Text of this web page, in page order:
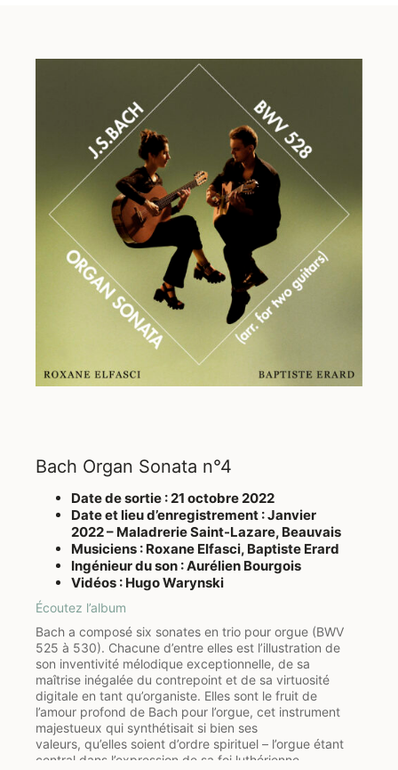
originellement pour guitare par Arnaud
Hommage à Ravel
, ainsi que deux
arrangements réalisés par Roland Dyens de chansons
françaises mondialement connues :La Foule
Hymne à l’amourd’Edith Piaf.
Comme un clin d’œil à cette mosaïque d’œuvres
françaises, l’album se clôt par une version très
paisible de
La Marseillaisearrangé par Baden Powell :
cet hymne symbole de liberté a été cité par-delà les
frontières dans les œuvres d’artistes aussi
hétéroclites que Debussy, Satie, Stravinsky, Django
Reinhardt ou encore les Beatles.
Bach Organ Sonata n°4
Date de sortie : 21 octobre 2022
Date et lieu d’enregistrement : Janvier
2022 – Maladrerie Saint-Lazare, Beauvais
Musiciens : Roxane Elfasci, Baptiste Erard
Ingénieur du son : Aurélien Bourgois
Vidéos : Hugo Warynski
Écoutez l’album
Bach a composé six sonates en trio pour orgue (BWV
525 à 530). Chacune d’entre elles est l’illustration de
son inventivité mélodique exceptionnelle, de sa
maîtrise inégalée du contrepoint et de sa virtuosité
digitale en tant qu’organiste. Elles sont le fruit de
l’amour profond de Bach pour l’orgue, cet instrument
majestueux qui synthétisait si bien ses
valeurs, qu’elles soient d’ordre spirituel – l’orgue étant
central dans l’expression de sa foi luthérienne –